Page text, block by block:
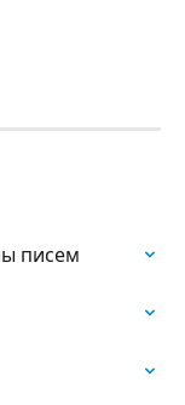
писем